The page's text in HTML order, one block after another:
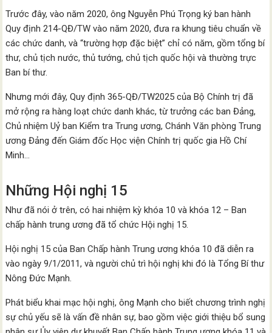
Trước đây, vào năm 2020, ông Nguyễn Phú Trọng ký ban hành
Quy định 214-QĐ/TW vào năm 2020, đưa ra khung tiêu chuẩn về
các chức danh, và “trường hợp đặc biệt” chỉ có năm, gồm tổng bí
thư, chủ tịch nước, thủ tướng, chủ tịch quốc hội và thường trực
Ban bí thư.
Nhưng mới đây, Quy định 365-QĐ/TW2025 của Bộ Chính trị đã
mở rộng ra hàng loạt chức danh khác, từ trưởng các ban Đảng,
Chủ nhiệm Uỷ ban Kiểm tra Trung ương, Chánh Văn phòng Trung
ương Đảng đến Giám đốc Học viện Chính trị quốc gia Hồ Chí
Minh…
Những Hội nghị 15
Như đã nói ở trên, có hai nhiệm kỳ khóa 10 và khóa 12 – Ban
chấp hành trung ương đã tổ chức Hội nghị 15.
Hội nghị 15 của Ban Chấp hành Trung ương khóa 10 đã diễn ra
vào ngày 9/1/2011, và người chủ trì hội nghị khi đó là Tổng Bí thư
Nông Đức Mạnh.
Phát biểu khai mạc hội nghị, ông Mạnh cho biết chương trình nghị
sự chủ yếu sẽ là vấn đề nhân sự, bao gồm việc giới thiệu bổ sung